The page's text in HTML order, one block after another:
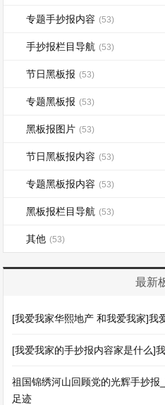
专题手抄报内容 (53)
手抄报栏目导航 (53)
节日黑板报 (53)
专题黑板报 (53)
黑板报图片 (53)
节日黑板报内容 (53)
专题黑板报内容 (53)
黑板报栏目导航 (53)
其他 (53)
最新
[我爱我家华熙地产 和我爱我家]我
[我爱我家的手抄报内容家是什么]
祖国锦绣河山回顾党的光辉手抄
足迹